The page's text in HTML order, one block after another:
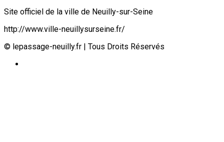
Site officiel de la ville de Neuilly-sur-Seine
http://www.ville-neuillysurseine.fr/
© lepassage-neuilly.fr | Tous Droits Réservés